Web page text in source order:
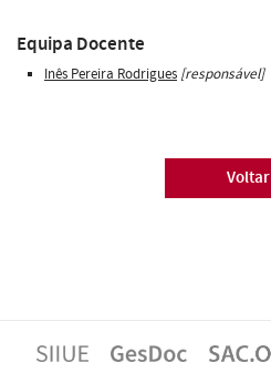
Equipa Docente
Inês Pereira Rodrigues [responsável]
Voltar